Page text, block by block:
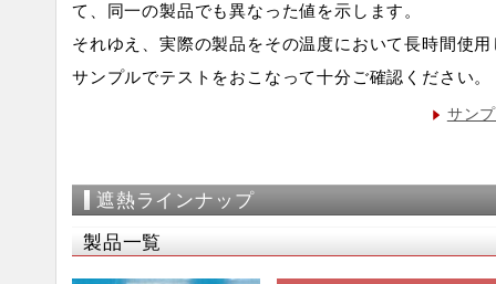
て、同一の製品でも異なった値を示します。
それゆえ、実際の製品をその温度において長時間使
サンプルでテストをおこなって十分ご確認ください。
サン
遮熱ラインナップ
製品一覧